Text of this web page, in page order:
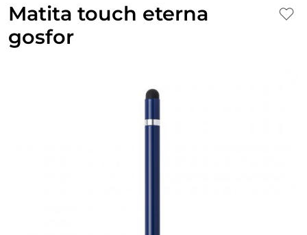
Matita touch eterna
gosfor